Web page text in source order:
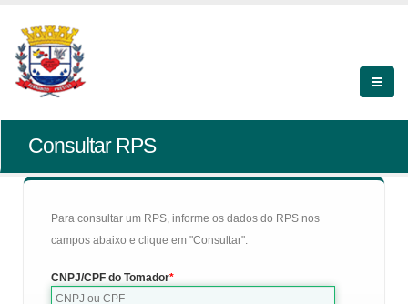
Consultar RPS
Para consultar um RPS, informe os dados do RPS nos
campos abaixo e clique em "Consultar".
CNPJ/CPF do Tomador